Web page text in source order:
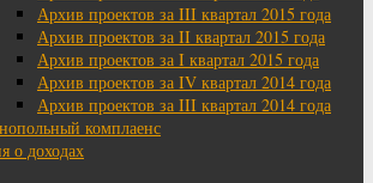
Архив проектов за III квартал 2015 года
Архив проектов за II квартал 2015 года
Архив проектов за I квартал 2015 года
Архив проектов за IV квартал 2014 года
Архив проектов за III квартал 2014 года
комплаенс
о доходах